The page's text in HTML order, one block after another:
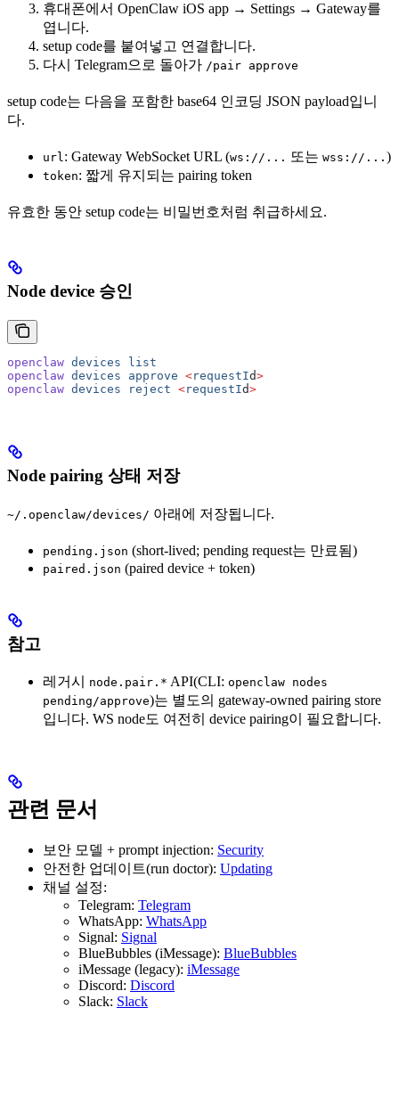
휴대폰에서 OpenClaw iOS app → Settings → Gateway를
엽니다.
setup code를 붙여넣고 연결합니다.
다시 Telegram으로 돌아가 /pair approve
setup code는 다음을 포함한 base64 인코딩 JSON payload입니
다.
url: Gateway WebSocket URL (ws://... 또는 wss://... )
token: 짧게 유지되는 pairing token
유효한 동안 setup code는 비밀번호처럼 취급하세요.
Node device 승인
openclaw devices list
openclaw devices approve <requestId>
openclaw devices reject <requestId>
Node pairing 상태 저장
~/.openclaw/devices/ 아래에 저장됩니다.
pending.json (short-lived; pending request는 만료됨)
paired.json (paired device + token)
참고
레거시 node.pair.* API(CLI: openclaw nodes
pending/approve)는 별도의 gateway-owned pairing store
입니다. WS node도 여전히 device pairing이 필요합니다.
관련 문서
보안 모델 + prompt injection: Security
안전한 업데이트(run doctor): Updating
채널 설정:
Telegram: Telegram
WhatsApp: WhatsApp
Signal: Signal
BlueBubbles (iMessage): BlueBubbles
iMessage (legacy): iMessage
Discord: Discord
Slack: Slack